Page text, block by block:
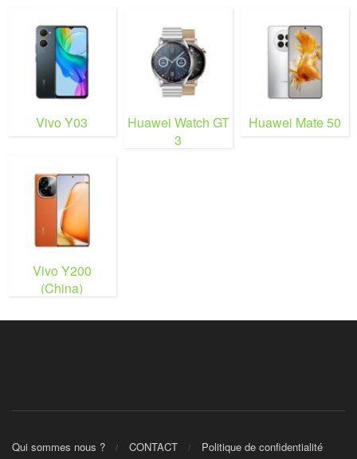
Vivo Y03
Huawei Watch GT
3
Huawei Mate 50
Vivo Y200
(China)
Qui sommes nous ? CONTACT Politique de confidentialité